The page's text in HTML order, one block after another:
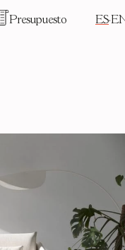
Presupuesto ES